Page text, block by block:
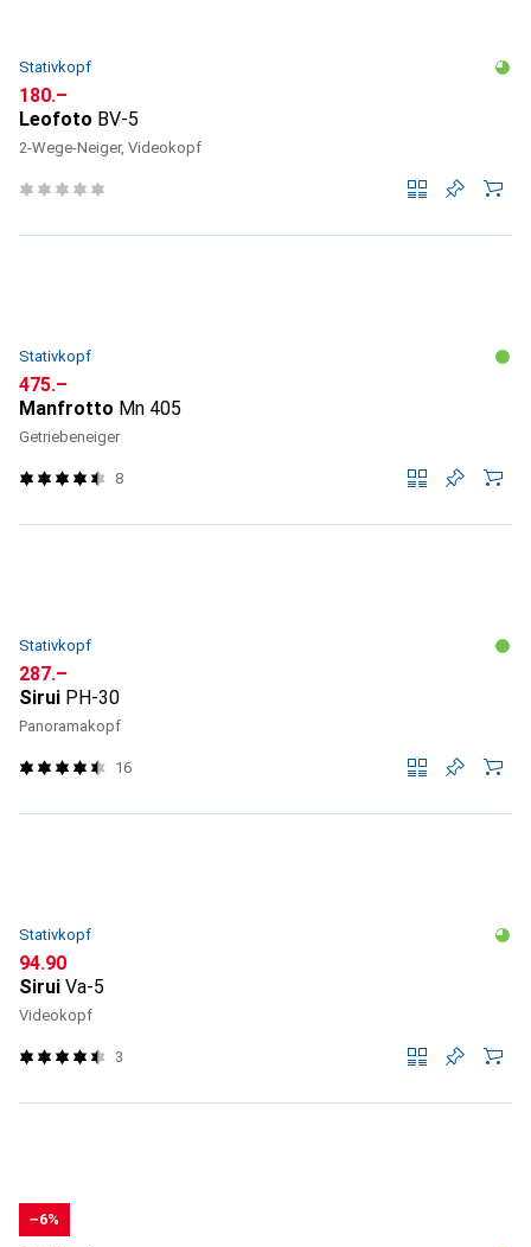
Stativkopf
CHF
180.–
Leofoto BV-5
2-Wege-Neiger, Videokopf
Stativkopf
CHF
475.–
Manfrotto Mn 405
Getriebeneiger
8
Stativkopf
CHF
287.–
Sirui PH-30
Panoramakopf
16
Stativkopf
CHF
94.90
Sirui Va-5
Videokopf
3
−6%